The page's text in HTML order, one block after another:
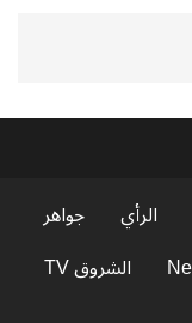
الرأي
جواهر
الشروق TV